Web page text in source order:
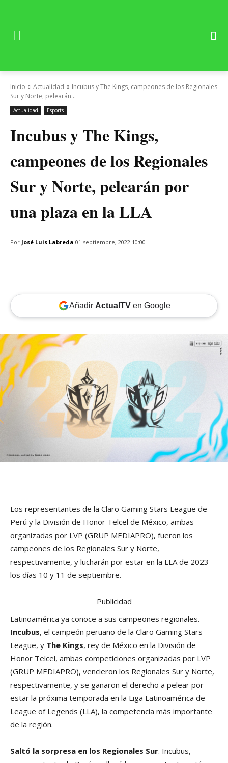
Inicio Actualidad
Incubus y The Kings, campeones de los Regionales
Sur y Norte, pelearán...
Actualidad Esports
Incubus y The Kings,
campeones de los Regionales
Sur y Norte, pelearán por
una plaza en la LLA
Por José Luis Labreda 01 septiembre, 2022 10:00
Añadir ActualTVen Google
Los representantes de la Claro Gaming Stars League de
Perú y la División de Honor Telcel de México, ambas
organizadas por LVP (GRUP MEDIAPRO), fueron los
campeones de los Regionales Sur y Norte,
respectivamente, y lucharán por estar en la LLA de 2023
los días 10 y 11 de septiembre.
Publicidad
Latinoamérica ya conoce a sus campeones regionales.
Incubus, el campeón peruano de la Claro Gaming Stars
League, y The Kings, rey de México en la División de
Honor Telcel, ambas competiciones organizadas por LVP
(GRUP MEDIAPRO), vencieron los Regionales Sur y Norte,
respectivamente, y se ganaron el derecho a pelear por
estar la próxima temporada en la Liga Latinoamérica de
League of Legends (LLA), la competencia más importante
de la región.
Saltó la sorpresa en los Regionales Sur. Incubus,